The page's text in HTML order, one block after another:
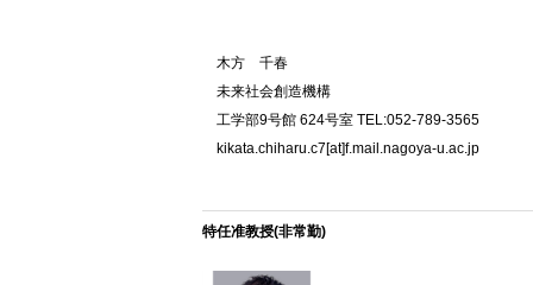
木方 千春
未来社会創造機構
工学部9号館 624号室 TEL:052-789-3565
kikata.chiharu.c7[at]f.mail.nagoya-u.ac.jp
特任准教授(非常勤)